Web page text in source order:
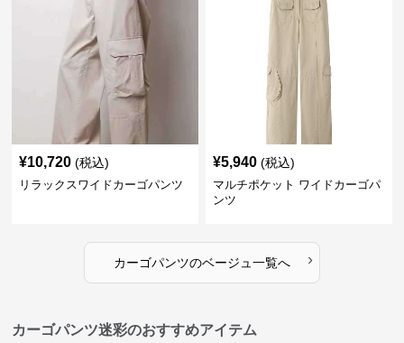
¥10,720 (税込)
リラックスワイドカーゴパンツ
¥5,940 (税込)
マルチポケット ワイドカーゴパ
ンツ
カーゴパンツのベージュ 一覧へ ›
カーゴパンツ迷彩のおすすめアイテム